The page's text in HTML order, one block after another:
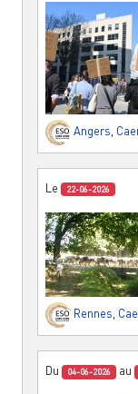
Angers
Le 22-06-2026
Rennes,
Du 04-06-2026 au